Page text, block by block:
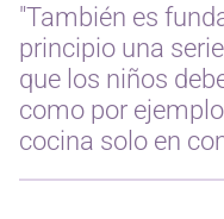
"También es
principio una
que los niños
como por
cocina solo en